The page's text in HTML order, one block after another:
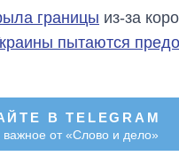
границы из-за
пытаются
В TELEGRAM
от «Слово и дело»